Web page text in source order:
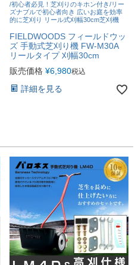
/初心者必見！芝刈りのキホン付き/リー
ズナブルで初心者向き 広いお庭を効率
的に芝刈り リール式刈幅30cm芝刈機
FIELDWOODS フィールドウッ
ズ 手動式芝刈り機 FW-M30A
リールタイプ 刈幅30cm
販売価格 ¥6,980税込
詳細を見る